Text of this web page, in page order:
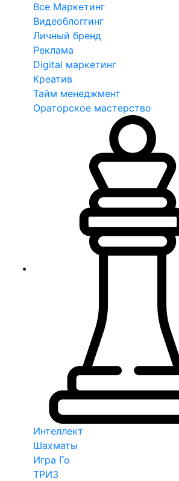
Все Маркетинг
Видеоблоггинг
Личный бренд
Реклама
Digital маркетинг
Креатив
Тайм менеджмент
Ораторское мастерство
Интеллект
Шахматы
Игра Го
ТРИЗ